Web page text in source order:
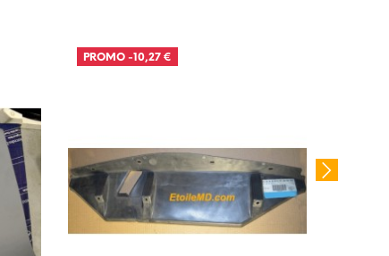
PROMO-10,27 €